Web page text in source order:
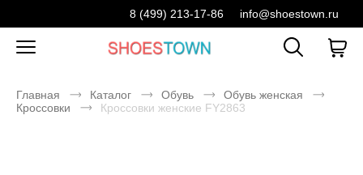
8 (499) 213-17-86 info@shoestown.ru
Главная Каталог Обувь
Обувь женская
Кроссовки
Кроссовки женские FY2863